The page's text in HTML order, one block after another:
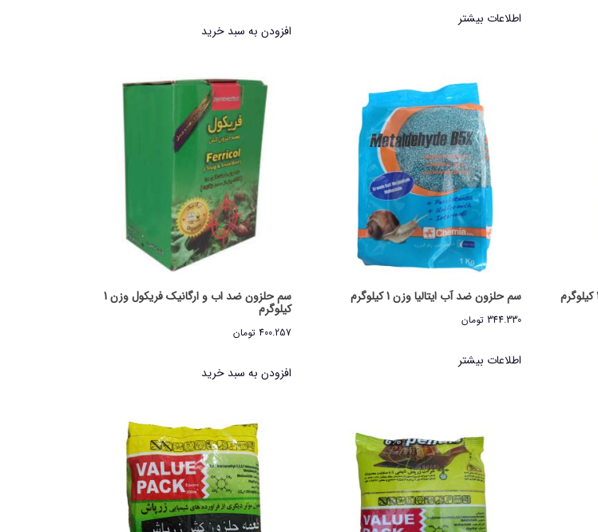
اطلاعات بیشتر
افزودن به سبد خرید
سم حلزون ضد آب ایتالیا وزن 1 کیلوگرم
344.330 تومان
اطلاعات بیشتر
سم حلزون ضد اب و ارگانیک فریکول وزن 1
کیلوگرم
400.257 تومان
افزودن به سبد خرید